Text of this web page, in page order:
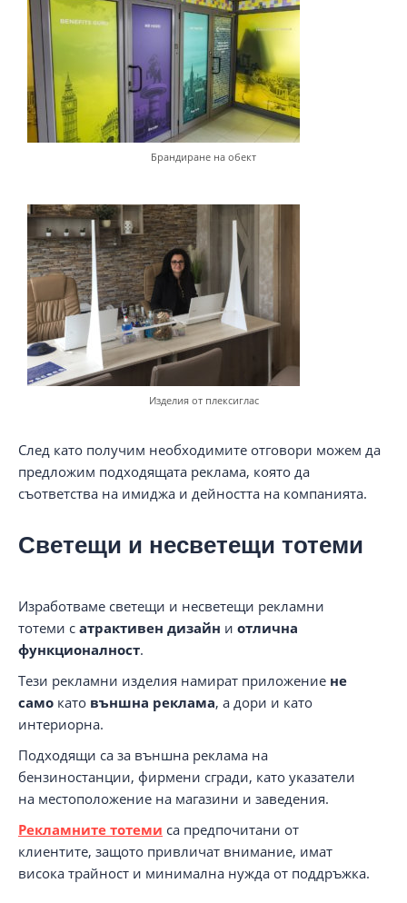
Брандиране на обект
Изделия от плексиглас
След като получим необходимите отговори можем да
предложим подходящата реклама, която да
съответства на имиджа и дейността на компанията.
Светещи и несветещи тотеми
Изработваме светещи и несветещи рекламни
тотеми с атрактивен дизайн и отлична
функционалност.
Тези рекламни изделия намират приложение не
само като външна реклама, а дори и като
интериорна.
Подходящи са за външна реклама на
бензиностанции, фирмени сгради, като указатели
на местоположение на магазини и заведения.
Рекламните тотеми са предпочитани от
клиентите, защото привличат внимание, имат
висока трайност и минимална нужда от поддръжка.